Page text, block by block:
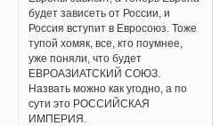
будет зависеть от России, и
Россия вступит в Евросоюз. Тоже
тупой хомяк, все, кто поумнее,
уже поняли, что будет
ЕВРОАЗИАТСКИЙ СОЮЗ.
Назвать можно как угодно, а по
сути это РОССИЙСКАЯ
ИМПЕРИЯ.